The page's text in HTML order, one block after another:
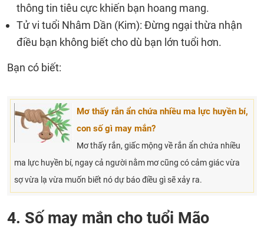
thông tin tiêu cực khiến bạn hoang mang.
Tử vi tuổi Nhâm Dần (Kim): Đừng ngại thừa nhận
điều bạn không biết cho dù bạn lớn tuổi hơn.
Bạn có biết:
Mơ thấy rắn ẩn chứa nhiều ma lực huyền bí,
con số gì may mắn?
Mơ thấy rắn, giấc mộng về rắn ẩn chứa nhiều
ma lực huyền bí, ngay cả người nằm mơ cũng có cảm giác vừa
sợ vừa lạ vừa muốn biết nó dự báo điều gì sẽ xảy ra.
4. Số may mắn cho tuổi Mão